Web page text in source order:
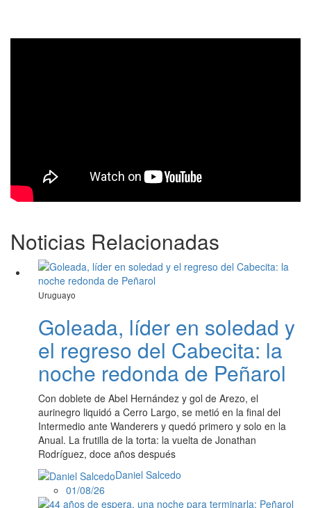
Noticias Relacionadas
Uruguayo
Goleada, líder en soledad y
el regreso del Cabecita: la
noche redonda de Peñarol
Con doblete de Abel Hernández y gol de Arezo, el
aurinegro liquidó a Cerro Largo, se metió en la final del
Intermedio ante Wanderers y quedó primero y solo en la
Anual. La frutilla de la torta: la vuelta de Jonathan
Rodríguez, doce años después
Daniel Salcedo
01/08/26